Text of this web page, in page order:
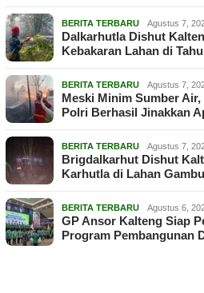
BERITA TERBARU Agustus 7,
Dalkarhutla Dishut
Kebakaran Lahan di
BERITA TERBARU Agustus 7,
Meski Minim Sumber
Polri Berhasil Jinakkan
BERITA TERBARU Agustus 7,
Brigdalkarhut Dishut
Karhutla di Lahan
BERITA TERBARU Agustus 6,
GP Ansor Kalteng Siap
Program Pembangunan